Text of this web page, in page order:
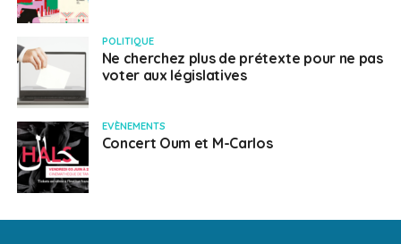
POLITIQUE
Ne cherchez plus de prétexte pour ne pas
voter aux législatives
EVÈNEMENTS
Concert Oum et M-Carlos